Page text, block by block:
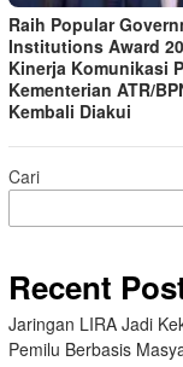
Raih Popular
Institutions Award
Kinerja Komunikasi
Kementerian ATR/
Kembali Diakui
Cari
Recent
Jaringan LIRA Jadi
Pemilu Berbasis